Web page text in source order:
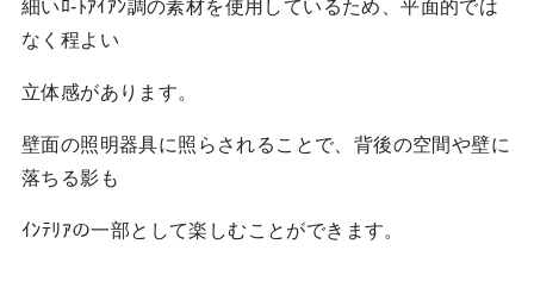
細いﾛ-ﾄｱｲｱﾝ調の素材を使用しているため、平面的では
なく程よい
立体感があります。
壁面の照明器具に照らされることで、背後の空間や壁に
落ちる影も
ｲﾝﾃﾘｱの一部として楽しむことができます。